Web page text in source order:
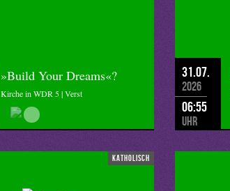
»Build Your Dreams«?
Kirche in WDR 5 | Verst
31.07.
2026
06:55
Uhr
katholisch